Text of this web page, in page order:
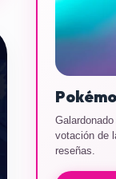
votación de
reseñas.